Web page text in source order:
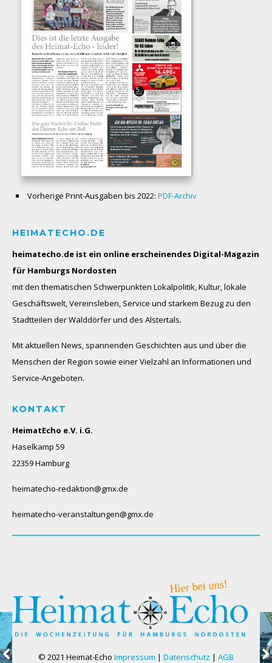
Vorherige Print-Ausgaben bis 2022: PDF-Archiv
HEIMATECHO.DE
heimatecho.de ist ein online erscheinendes Digital-Magazin
für Hamburgs Nordosten
mit den thematischen Schwerpunkten Lokalpolitik, Kultur, lokale
Geschäftswelt, Vereinsleben, Service und starkem Bezug zu den
Stadtteilen der Walddörfer und des Alstertals.
Mit aktuellen News, spannenden Geschichten aus und über die
Menschen der Region sowie einer Vielzahl an Informationen und
Service-Angeboten.
KONTAKT
HeimatEcho e.V. i.G.
Haselkamp 59
22359 Hamburg
heimatecho-redaktion@gmx.de
heimatecho-veranstaltungen@gmx.de
© 2021 Heimat-Echo Impressum | Datenschutz | AGB